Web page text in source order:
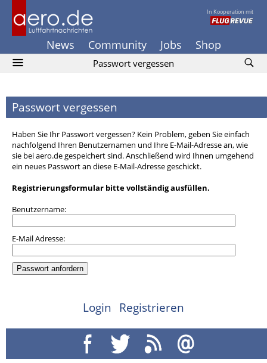
In Kooperation mit
News Community Jobs Shop
Passwort vergessen
Passwort vergessen
Haben Sie Ihr Passwort vergessen? Kein Problem, geben Sie einfach
nachfolgend Ihren Benutzernamen und Ihre E-Mail-Adresse an, wie
sie bei aero.de gespeichert sind. Anschließend wird Ihnen umgehend
ein neues Passwort an diese E-Mail-Adresse geschickt.
Registrierungsformular bitte vollständig ausfüllen.
Benutzername:
E-Mail Adresse:
Login Registrieren